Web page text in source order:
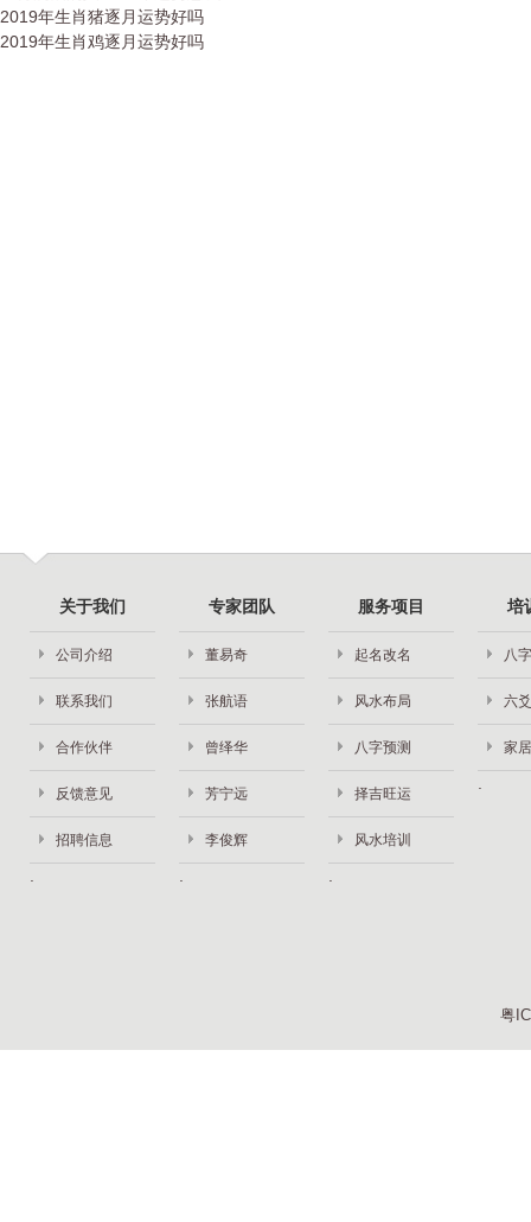
2019年生肖猪逐月运势好吗
2019年生肖鸡逐月运势好吗
关于我们
公司介绍
联系我们
合作伙伴
反馈意见
招聘信息
专家团队
董易奇
张航语
曾绎华
芳宁远
李俊辉
服务项目
起名改名
风水布局
八字预测
择吉旺运
风水培训
培
八
六
家
粤